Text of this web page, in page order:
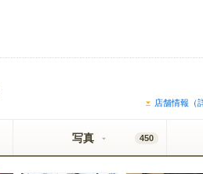
店舗情報（
写真 450